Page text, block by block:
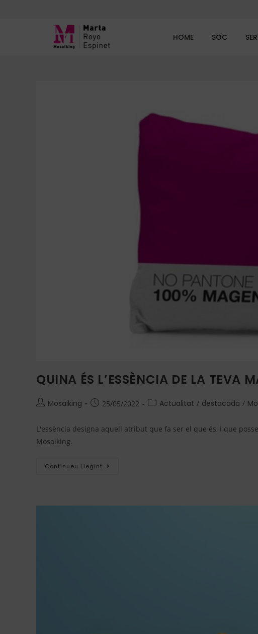
HOME SOC
QUINA ÉS L’ESSÈNCIA DE LA TEVA
Mosaiking 25/05/2022 Actualitat / destacada /
L'essència designa aquell atribut que fa ser el que és, i que
Mosaiking.
Continueu Llegint